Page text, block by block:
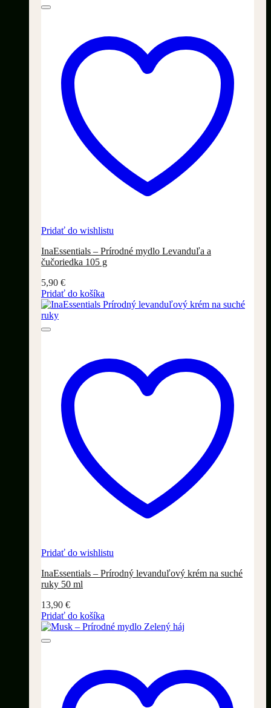
Pridať do wishlistu
InaEssentials – Prírodné mydlo Levanduľa a
čučoriedka 105 g
5,90 €
Pridať do košíka
Pridať do wishlistu
InaEssentials – Prírodný levanduľový krém na suché
ruky 50 ml
13,90 €
Pridať do košíka